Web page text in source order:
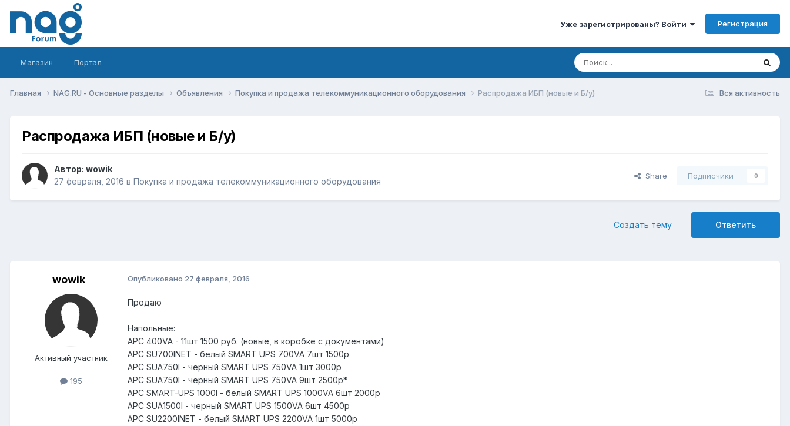
Уже зарегистрированы? Войти Регистрация
Магазин Портал
Вся активность
Главная NAG.RU - Основные разделы Объявления Покупка и продажа телекоммуникационного оборудования Распродажа ИБП (новые и Б/у)
Распродажа ИБП (новые и Б/у)
Автор: wowik
27 февраля, 2016 в Покупка и продажа телекоммуникационного оборудования
Share Подписчики 0
Ответить
Создать тему
wowik
Активный участник
195
Опубликовано 27 февраля, 2016
Продаю
Напольные:
APC 400VA - 11шт 1500 руб. (новые, в коробке с документами)
APC SU700INET - белый SMART UPS 700VA 7шт 1500р
APC SUA750I - черный SMART UPS 750VA 1шт 3000р
APC SUA750I - черный SMART UPS 750VA 9шт 2500р*
APC SMART-UPS 1000I - белый SMART UPS 1000VA 6шт 2000р
APC SUA1500I - черный SMART UPS 1500VA 6шт 4500р
APC SU2200INET - белый SMART UPS 2200VA 1шт 5000р